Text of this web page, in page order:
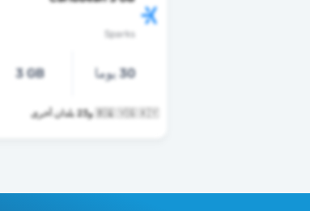
Sparks
30 يوما 3 GB
🇧🇶 🇻🇬 🇰🇾 و23 بلدان أخرى